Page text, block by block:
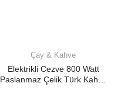
Çay & Kahve
Elektrikli Cezve 800 Watt
Paslanmaz Çelik Türk Kahve